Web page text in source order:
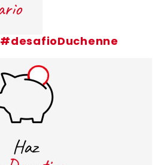
#desafioDuchenne